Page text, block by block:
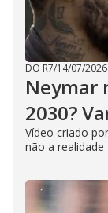
DO R7/14/07/2026
Neymar
2030?
Vídeo criado
não a realidade